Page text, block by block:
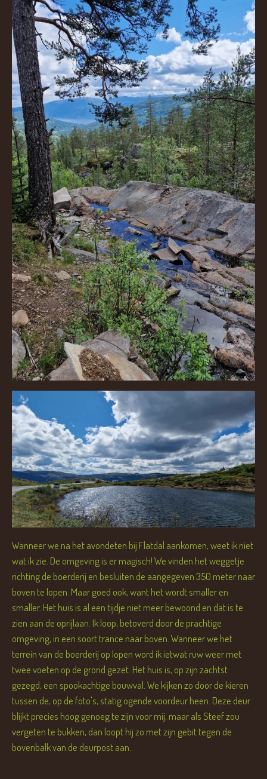
Wanneer we na het avondeten bij Flatdal aankomen, weet ik niet
wat ik zie. De omgeving is er magisch! We vinden het weggetje
richting de boerderij en besluiten de aangegeven 350 meter naar
boven te lopen. Maar goed ook, want het wordt smaller en
smaller. Het huis is al een tijdje niet meer bewoond en dat is te
zien aan de oprijlaan. Ik loop, betoverd door de prachtige
omgeving, in een soort trance naar boven. Wanneer we het
terrein van de boerderij op lopen word ik ietwat ruw weer met
twee voeten op de grond gezet. Het huis is, op zijn zachtst
gezegd, een spookachtige bouwval. We kijken zo door de kieren
tussen de, op de foto's, statig ogende voordeur heen. Deze deur
blijkt precies hoog genoeg te zijn voor mij, maar als Steef zou
vergeten te bukken, dan loopt hij zo met zijn gebit tegen de
bovenbalk van de deurpost aan.